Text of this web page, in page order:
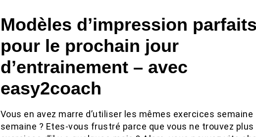
Modèles d’impression
pour le prochain jour
d’entrainement – avec
easy2coach
Vous en avez marre d’utiliser les mêmes exercices semaine
semaine ? Etes-vous frustré parce que vous ne trouvez plus